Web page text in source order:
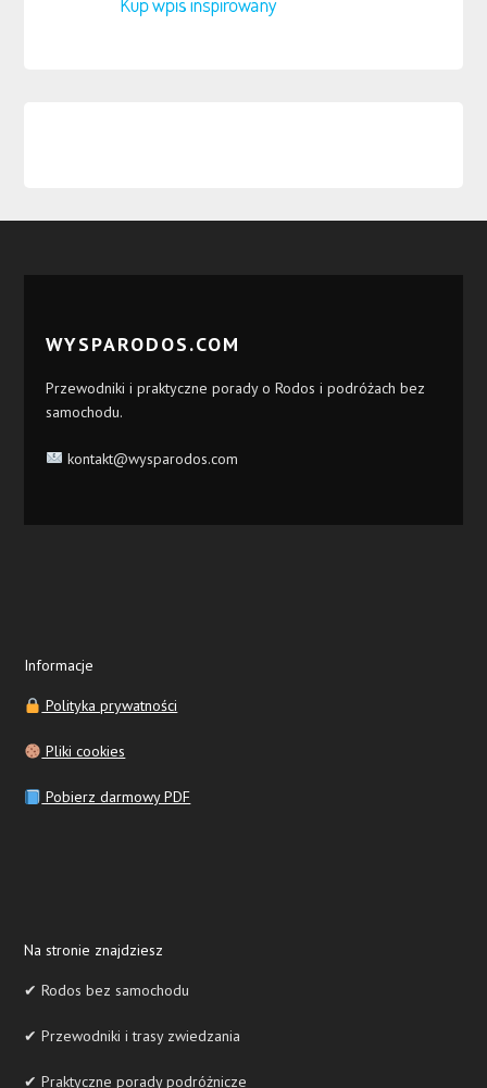
WYSPARODOS.COM
Przewodniki i praktyczne porady o Rodos i podróżach bez
samochodu.
kontakt@wysparodos.com
Informacje
Polityka prywatności
Pliki cookies
Pobierz darmowy PDF
Na stronie znajdziesz
✔ Rodos bez samochodu
✔ Przewodniki i trasy zwiedzania
✔ Praktyczne porady podróżnicze